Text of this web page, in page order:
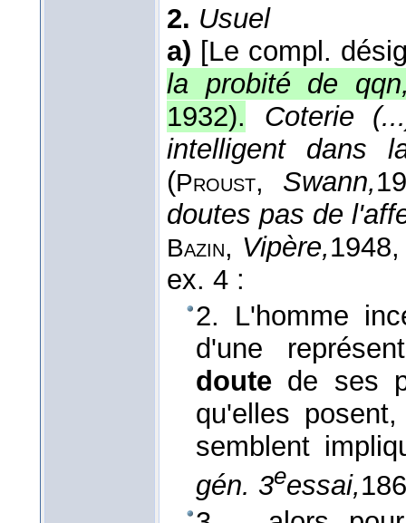
2. Usuel
a) [Le compl.
la probité de
1932).
Coterie
intelligent dans
(Proust, Swann,
doutes pas de
Bazin, Vipère,1948
ex. 4 :
2. L'homme
d'une
doute de ses
qu'elles
semblent
gén. 3eessai,